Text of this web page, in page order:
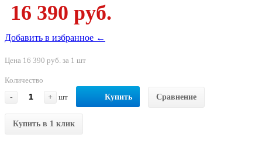
16 390 руб.
Добавить в избранное ←
Цена 16 390 руб. за 1 шт
Количество
-
+ шт Купить Сравнение
Купить в 1 клик